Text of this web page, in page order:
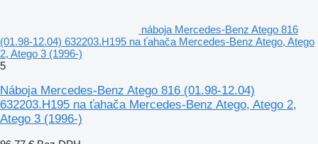
náboja Mercedes-Benz Atego 816
(01.98-12.04) 632203.H195 na ťahača Mercedes-Benz Atego, Atego
2, Atego 3 (1996-)
5
Náboja Mercedes-Benz Atego 816 (01.98-12.04)
632203.H195 na ťahača Mercedes-Benz Atego, Atego 2,
Atego 3 (1996-)